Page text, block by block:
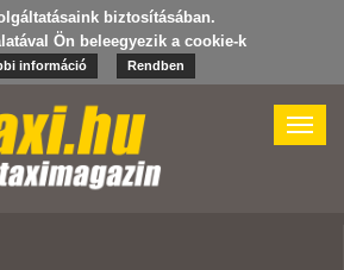
biztosításában.
Ön beleegyezik a cookie-k
információ Rendben
Toggle